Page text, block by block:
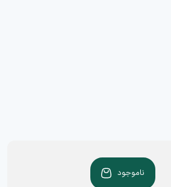
ناموجود